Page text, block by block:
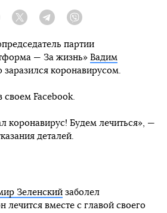
Facebook Twitter Telegram
партии
— За жизнь» Вадим
заразился коронавирусом.
Facebook.
коронавирус! Будем лечиться», —
деталей.
Зеленскийзаболел
лечится вместе с главой своего